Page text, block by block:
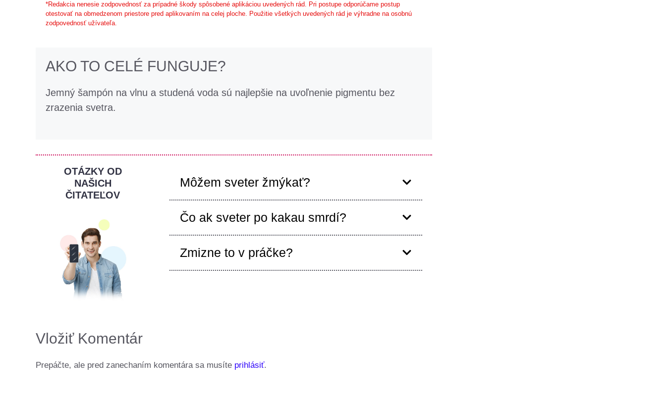
*Redakcia nenesie zodpovednosť za prípadné škody spôsobené aplikáciou uvedených rád. Pri postupe odporúčame postup
otestovať na obmedzenom priestore pred aplikovaním na celej ploche. Použitie všetkých uvedených rád je výhradne na osobnú
zodpovednosť užívateľa.
AKO TO CELÉ FUNGUJE?
Jemný šampón na vlnu a studená voda sú najlepšie na uvoľnenie pigmentu bez
zrazenia svetra.
OTÁZKY OD
NAŠICH
ČITATEĽOV
Môžem sveter žmýkať?
Čo ak sveter po kakau smrdí?
Zmizne to v práčke?
Vložiť Komentár
Prepáčte, ale pred zanechaním komentára sa musíte prihlásiť.